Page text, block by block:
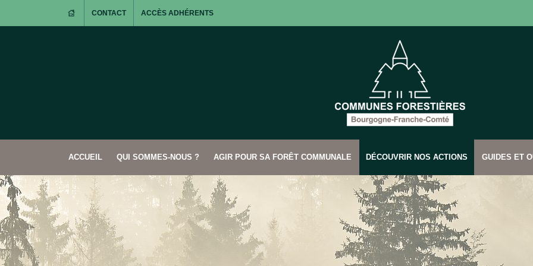
CONTACT ACCÈS ADHÉRENTS
ACCUEIL QUI SOMMES-NOUS ? AGIR POUR SA FORÊT COMMUNALE DÉCOUVRIR NOS ACTIONS GUIDES ET